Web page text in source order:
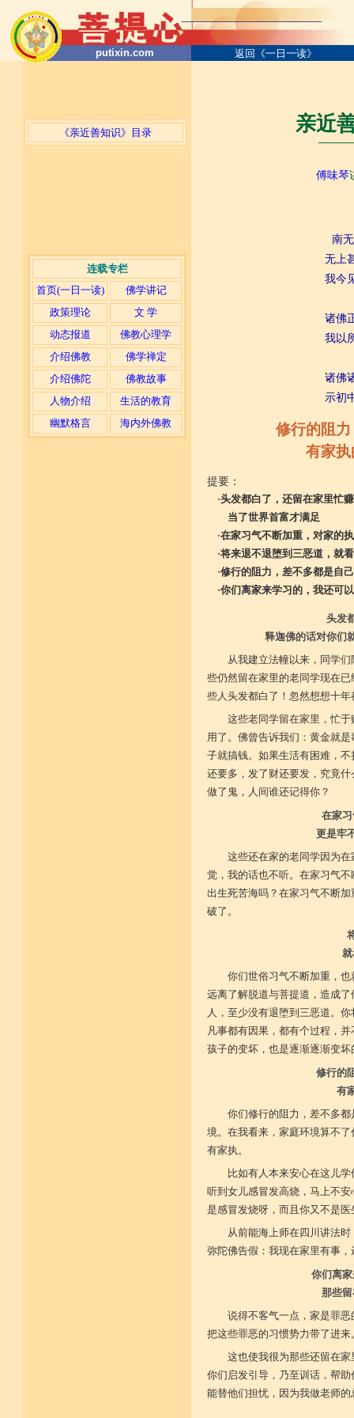
putixin.com 返回《一日一读》
《亲近善知识》目录
连载专栏
首页(一日一读)
佛学讲记
政策理论
文 学
动态报道
佛教心理学
介绍佛教
佛学禅定
介绍佛陀
佛教故事
人物介绍
生活的教育
幽默格言
海内外佛教
亲近
傅味琴
南
无上
我今
诸佛
我以
诸佛
示初
修行的阻
有家
提要：
·头发都白了，还留在家里忙
当了世界首富才满足
·在家习气不断加重，对家的
·将来退不退堕到三恶道，就
·修行的阻力，差不多都是自
·你们离家来学习的，我还可
头发
释迦佛的话对你们
从我建立法幢以来，同学
些仍然留在家里的老同学现在
些人头发都白了！忽然想想十
这些老同学留在家里，忙
用了。佛曾告诉我们：黄金就
子就搞钱。如果生活有困难，
还要多，发了财还要发，究竟
做了鬼，人间谁还记得你？
在家
更是牢
这些还在家的老同学因为
觉，我的话也不听。在家习气
出生死苦海吗？在家习气不断
破了。
你们世俗习气不断加重，
远离了解脱道与菩提道，造成
人，至少没有退堕到三恶道。
凡事都有因果，都有个过程，
孩子的变坏，也是逐渐逐渐变坏
修行的
有
你们修行的阻力，差不多
境。在我看来，家庭环境算不
有家执。
比如有人本来安心在这儿
听到女儿感冒发高烧，马上不
是感冒发烧呀，而且你又不是
从前能海上师在四川讲法
弥陀佛告假：我现在家里有事，
你们离
那些
说得不客气一点，家是罪
把这些罪恶的习惯势力带了进来
这也使我很为那些还留在
你们启发引导，乃至训话，帮
能替他们担忧，因为我做老师